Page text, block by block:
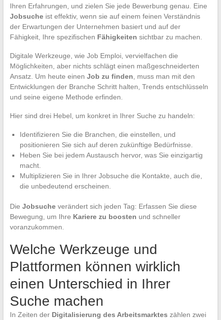
Ihren Erfahrungen, und zielen Sie jede Bewerbung genau. Eine
Jobsucheist effektiv, wenn sie auf einem feinen Verständnis
der Erwartungen der Unternehmen basiert und auf der
Fähigkeit, Ihre spezifischen Fähigkeiten sichtbar zu machen.
Digitale Werkzeuge, wie Job Emploi, vervielfachen die
Möglichkeiten, aber nichts schlägt einen maßgeschneiderten
Ansatz. Um heute einen Job zu finden , muss man mit den
Entwicklungen der Branche Schritt halten, Trends entschlüsseln
und seine eigene Methode erfinden.
Hier sind drei Hebel, um konkret in Ihrer Suche zu handeln:
Identifizieren Sie die Branchen, die einstellen, und
positionieren Sie sich auf deren zukünftige Bedürfnisse.
Heben Sie bei jedem Austausch hervor, was Sie einzigartig
macht.
Multiplizieren Sie in Ihrer Jobsuche die Kontakte, auch die,
die unbedeutend erscheinen.
Die Jobsucheverändert sich jeden Tag: Erfassen Sie diese
Bewegung, um Ihre Kariere zu boosten und schneller
voranzukommen.
Welche Werkzeuge und
Plattformen können wirklich
einen Unterschied in Ihrer
Suche machen
In Zeiten der Digitalisierung des Arbeitsmarktes zählen zwei